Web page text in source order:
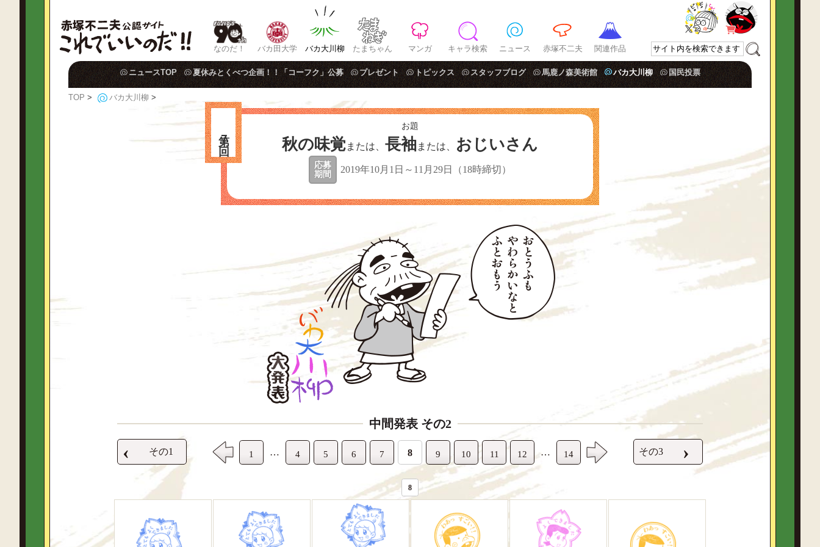
なのだ！ バカ田大学 バカ大川柳 たまちゃん マンガ キャラ検索 ニュース 赤塚不二夫 関連作品
ニュースTOP 夏休みとくべつ企画！！「コーフク」公募 プレゼント トピックス スタッフブログ 馬鹿ノ森美術館 バカ大川柳 国民投票
TOP > バカ大川柳 >
お題
秋の味覚または、 長袖 または、 おじいさん
応募
期間
2019年10月1日～11月29日（18時締切）
中間発表 その2
1 … 4 5 6 7 8 9 10 11 12 … 14
‹ その1 その3 ›
8